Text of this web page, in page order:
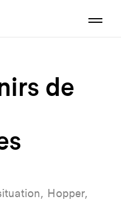
de
Hopper,